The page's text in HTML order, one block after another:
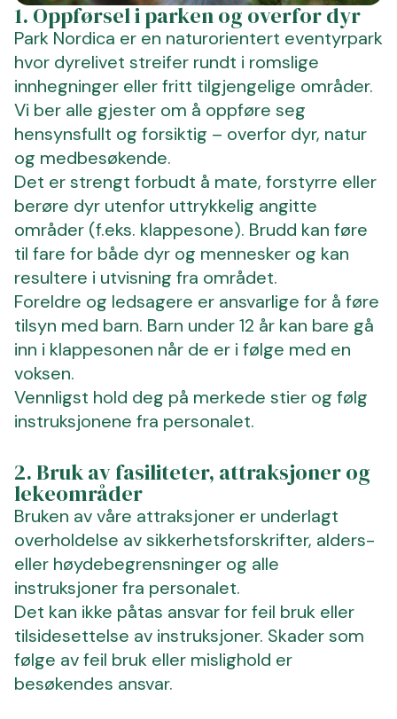
1. Oppførsel i parken og overfor dyr
Park Nordica er en naturorientert eventyrpark
hvor dyrelivet streifer rundt i romslige
innhegninger eller fritt tilgjengelige områder.
Vi ber alle gjester om å oppføre seg
hensynsfullt og forsiktig – overfor dyr, natur
og medbesøkende.
Det er strengt forbudt å mate, forstyrre eller
berøre dyr utenfor uttrykkelig angitte
områder (f.eks. klappesone). Brudd kan føre
til fare for både dyr og mennesker og kan
resultere i utvisning fra området.
Foreldre og ledsagere er ansvarlige for å føre
tilsyn med barn. Barn under 12 år kan bare gå
inn i klappesonen når de er i følge med en
voksen.
Vennligst hold deg på merkede stier og følg
instruksjonene fra personalet.
2. Bruk av fasiliteter, attraksjoner og
lekeområder
Bruken av våre attraksjoner er underlagt
overholdelse av sikkerhetsforskrifter, alders-
eller høydebegrensninger og alle
instruksjoner fra personalet.
Det kan ikke påtas ansvar for feil bruk eller
tilsidesettelse av instruksjoner. Skader som
følge av feil bruk eller mislighold er
besøkendes ansvar.